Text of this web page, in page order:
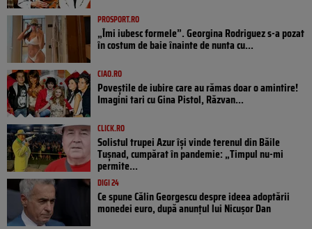
PROSPORT.RO
„Îmi iubesc formele”. Georgina Rodriguez s-a pozat
în costum de baie înainte de nunta cu...
CIAO.RO
Poveştile de iubire care au rămas doar o amintire!
Imagini tari cu Gina Pistol, Răzvan...
CLICK.RO
Solistul trupei Azur își vinde terenul din Băile
Tușnad, cumpărat în pandemie: „Timpul nu-mi
permite...
DIGI 24
Ce spune Călin Georgescu despre ideea adoptării
monedei euro, după anunțul lui Nicușor Dan